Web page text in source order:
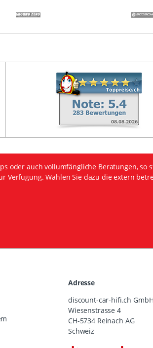
oder auch vollumfängliche Beratungen, so
Verfügung. Wählen Sie dazu die extern
Adresse
discount-car-hifi.ch GmbH
Wiesenstrasse 4
CH-5734 Reinach AG
Schweiz